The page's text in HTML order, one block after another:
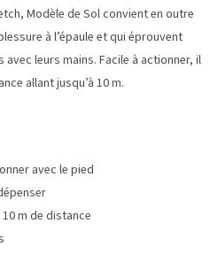
Modèle de Sol convient en outre
à l’épaule et qui éprouvent
leurs mains. Facile à actionner, il
allant jusqu’à 10 m.
avec le pied
m de distance